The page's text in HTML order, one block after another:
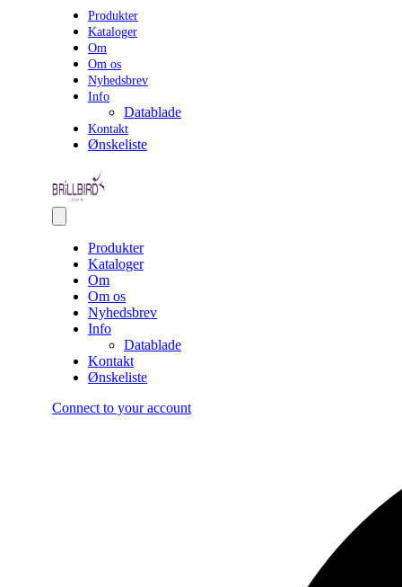
Produkter
Kataloger
Om
Om os
Nyhedsbrev
Info
Datablade
Kontakt
Ønskeliste
Produkter
Kataloger
Om
Om os
Nyhedsbrev
Info
Datablade
Kontakt
Ønskeliste
Connect to your account